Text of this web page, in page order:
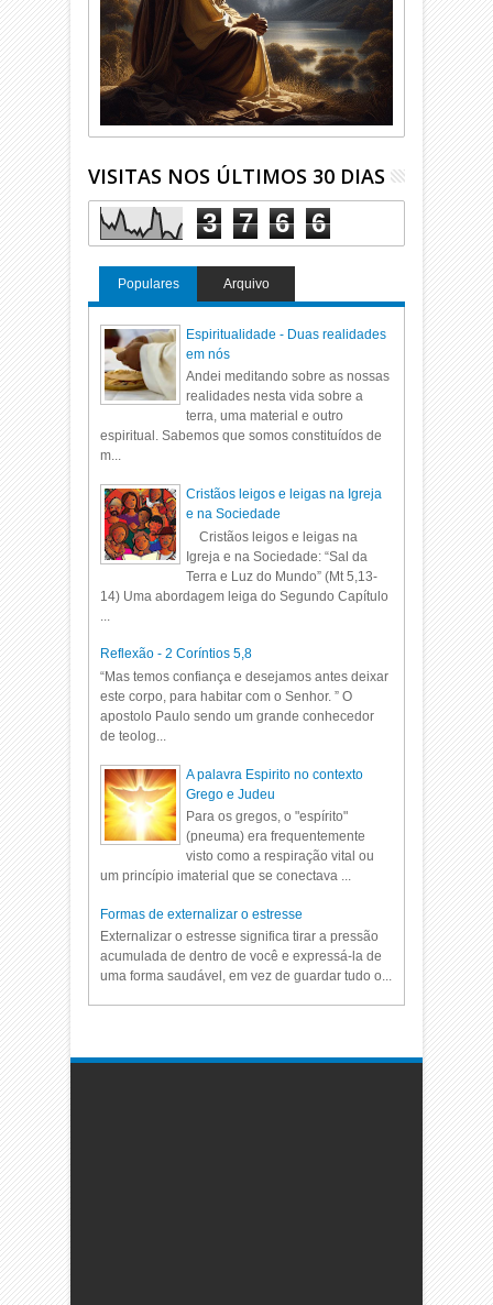
VISITAS NOS ÚLTIMOS 30 DIAS
3 7 6 6
Populares Arquivo
Espiritualidade - Duas realidades
em nós
Andei meditando sobre as nossas
realidades nesta vida sobre a
terra, uma material e outro
espiritual. Sabemos que somos constituídos de
m...
Cristãos leigos e leigas na Igreja
e na Sociedade
Cristãos leigos e leigas na
Igreja e na Sociedade: “Sal da
Terra e Luz do Mundo” (Mt 5,13-
14) Uma abordagem leiga do Segundo Capítulo
Reflexão - 2 Coríntios 5,8
“Mas temos confiança e desejamos antes deixar
este corpo, para habitar com o Senhor. ” O
apostolo Paulo sendo um grande conhecedor
de teolog...
A palavra Espirito no contexto
Grego e Judeu
Para os gregos, o "espírito"
(pneuma) era frequentemente
visto como a respiração vital ou
um princípio imaterial que se conectava ...
Formas de externalizar o estresse
Externalizar o estresse significa tirar a pressão
acumulada de dentro de você e expressá-la de
uma forma saudável, em vez de guardar tudo o...